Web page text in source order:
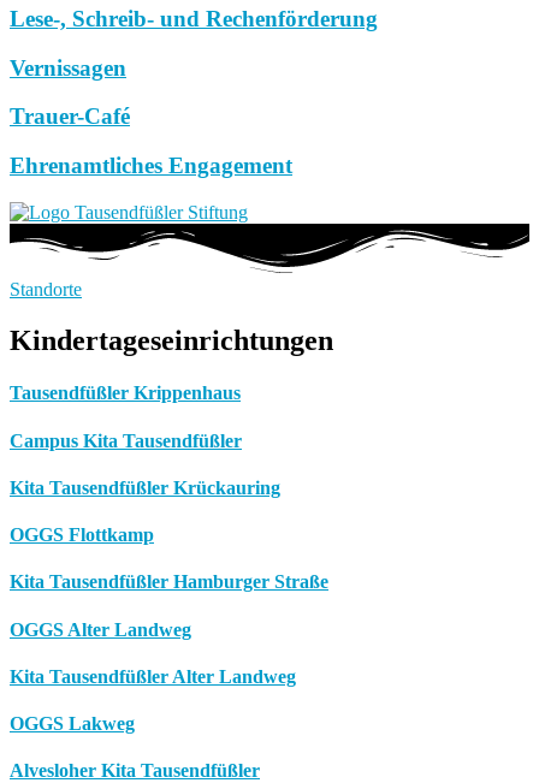
Lese-, Schreib- und Rechenförderung
Vernissagen
Trauer-Café
Ehrenamtliches Engagement
Standorte
Kindertageseinrichtungen
Tausendfüßler Krippenhaus
Campus Kita Tausendfüßler
Kita Tausendfüßler Krückauring
OGGS Flottkamp
Kita Tausendfüßler Hamburger Straße
OGGS Alter Landweg
Kita Tausendfüßler Alter Landweg
OGGS Lakweg
Alvesloher Kita Tausendfüßler